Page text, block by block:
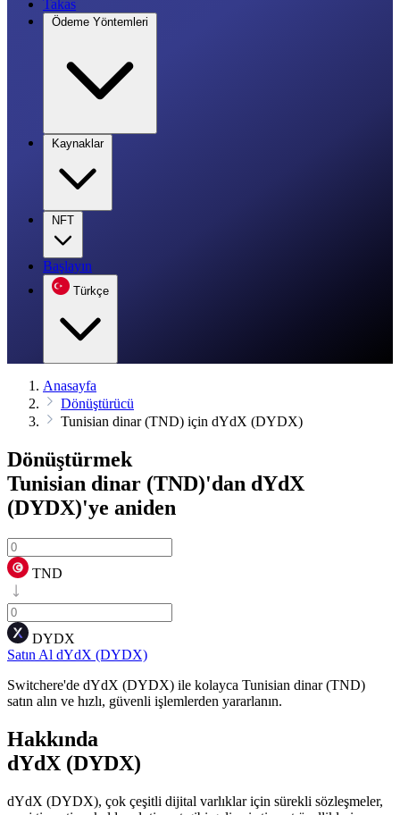
Takas
Ödeme Yöntemleri
Kaynaklar
NFT
Başlayın
Türkçe
Anasayfa
Dönüştürücü
Tunisian dinar (TND) için dYdX (DYDX)
Dönüştürmek
Tunisian dinar (TND)'dan dYdX
(DYDX)'ye aniden
TND
DYDX
Satın Al dYdX (DYDX)
Switchere'de dYdX (DYDX) ile kolayca Tunisian dinar (TND)
satın alın ve hızlı, güvenli işlemlerden yararlanın.
Hakkında
dYdX (DYDX)
dYdX (DYDX), çok çeşitli dijital varlıklar için sürekli sözleşmeler,